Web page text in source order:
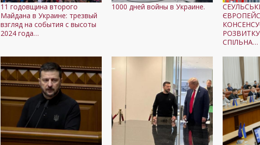
11 годовщина второго
Майдана в Украине: трезвый
взгляд на события с высоты
2024 года…
1000 дней войны в Украине.
СПІЛЬНА…